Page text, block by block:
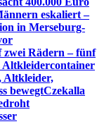
eskaliert –
in Merseburg-
Rädern – fünf
Altkleidercontainer
Altkleider,
bewegtCzekalla